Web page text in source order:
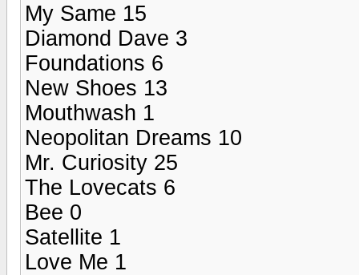
My Same 15
Diamond Dave 3
Foundations 6
New Shoes 13
Mouthwash 1
Neopolitan Dreams 10
Mr. Curiosity 25
The Lovecats 6
Bee 0
Satellite 1
Love Me 1